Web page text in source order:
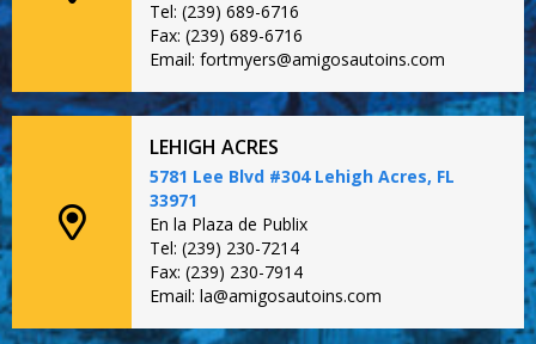
Tel: (239) 689-6716
Fax: (239) 689-6716
Email: fortmyers@amigosautoins.com
LEHIGH ACRES
5781 Lee Blvd #304 Lehigh Acres, FL
33971
En la Plaza de Publix
Tel: (239) 230-7214
Fax: (239) 230-7914
Email: la@amigosautoins.com